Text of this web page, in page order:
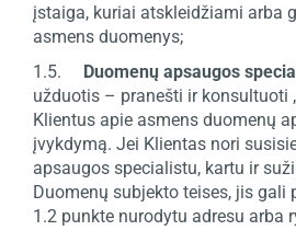
įstaiga, kuriai atskleidžiami arba
asmens duomenys;
1.5. Duomenų apsaugos
užduotis – pranešti ir konsultuoti
Klientus apie asmens duomenų
įvykdymą. Jei Klientas nori
apsaugos specialistu, kartu ir
Duomenų subjekto teises, jis
1.2 punkte nurodytu adresu arba